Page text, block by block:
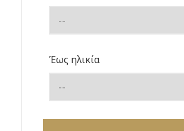
Έως ηλικία